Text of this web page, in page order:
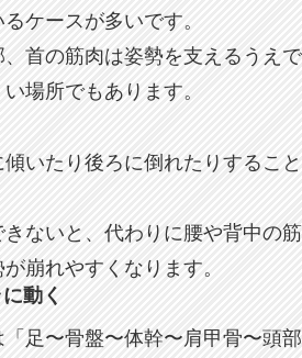
ケースが多いです。
首の筋肉は姿勢を支えるうえ
場所でもあります。
いたり後ろに倒れたりするこ
ないと、代わりに腰や背中の
崩れやすくなります。
動く
足〜骨盤〜体幹〜肩甲骨〜頭